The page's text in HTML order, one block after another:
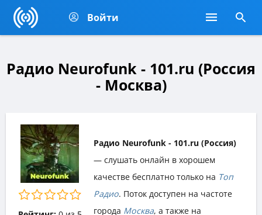
Войти
Радио Neurofunk - 101.ru (Россия
- Москва)
Радио Neurofunk - 101.ru (Россия)
— слушать онлайн в хорошем
качестве бесплатно только на Топ
Радио. Поток доступен на частоте
города Москва, а также на